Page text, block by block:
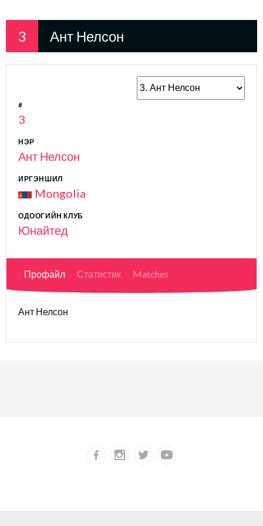
3 Ант Нелсон
#
3
НЭР
Ант Нелсон
ИРГЭНШИЛ
Mongolia
ОДООГИЙН КЛУБ
Юнайтед
Профайл Статистик Matches
Ант Нелсон